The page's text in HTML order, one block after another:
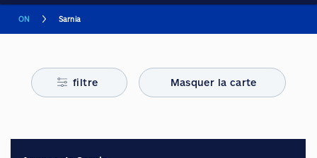
ON Sarnia
filtre Masquer la carte